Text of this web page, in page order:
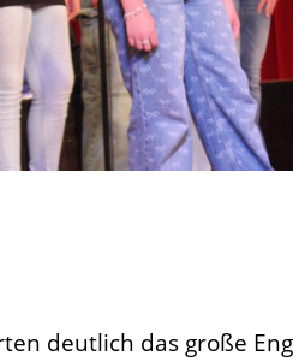
deutlich das große